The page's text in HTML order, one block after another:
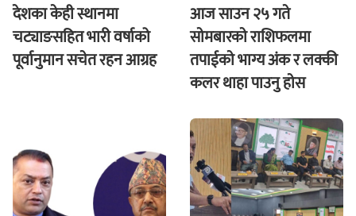
देशका केही स्थानमा
चट्याङसहित भारी वर्षाको
पूर्वानुमान सचेत रहन आग्रह
आज साउन २५ गते
साेमबारकाे राशिफलमा
तपाईकाे भाग्य अंक र लक्की
कलर थाहा पाउनु हाेस